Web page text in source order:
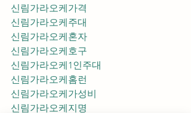
신림가라오케가격
신림가라오케주대
신림가라오케혼자
신림가라오케호구
신림가라오케1인주대
신림가라오케홈런
신림가라오케가성비
신림가라오케지명